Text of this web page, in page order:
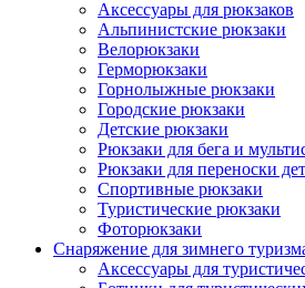
Аксессуары для рюкзаков
Альпинистские рюкзаки
Велорюкзаки
Герморюкзаки
Горнолыжные рюкзаки
Городские рюкзаки
Детские рюкзаки
Рюкзаки для бега и
Рюкзаки для переноски
Спортивные рюкзаки
Туристические рюкзаки
Фоторюкзаки
Снаряжение для зимнего
Аксессуары для